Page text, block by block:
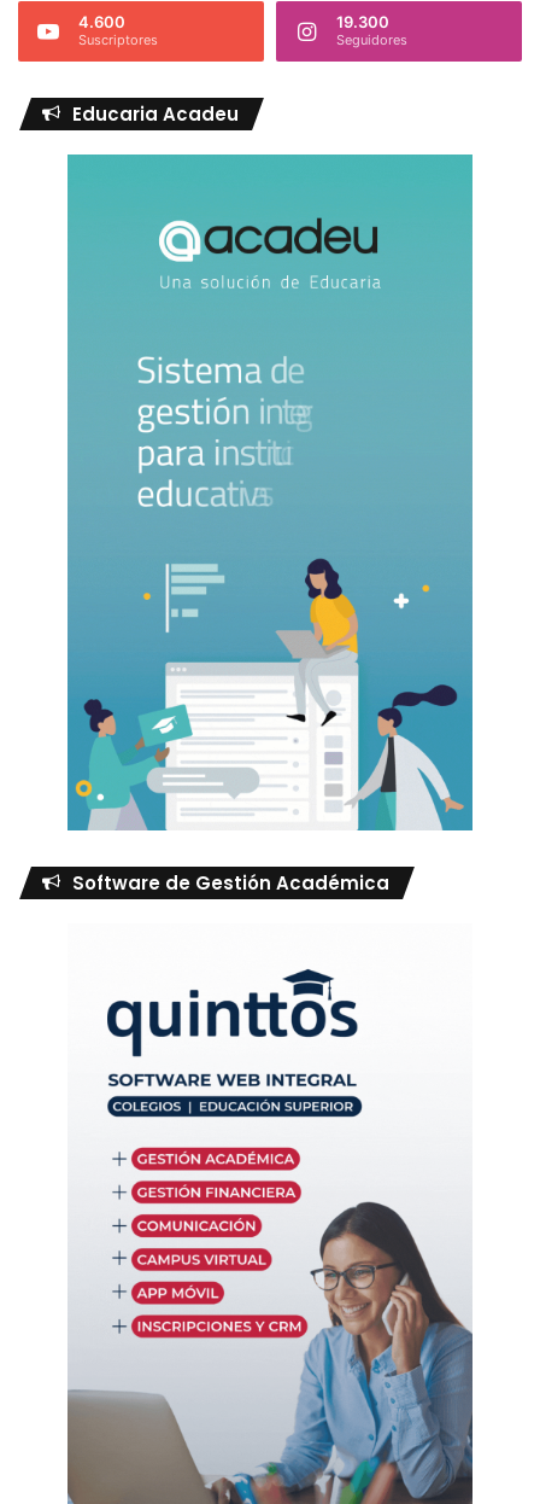
4.600
Suscriptores
19.300
Seguidores
Educaria Acadeu
Software de Gestión Académica